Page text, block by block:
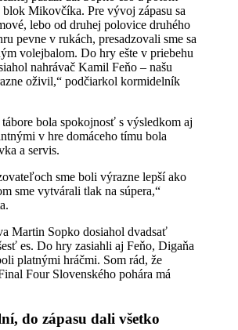
blok Mikovčíka. Pre vývoj zápasu sa
lebo od druhej polovice druhého
pevne v rukách, presadzovali sme sa
volejbalom. Do hry ešte v priebehu
nahrávač Kamil Feňo – našu
oživil,“ podčiarkol kormidelník
bola spokojnosť s výsledkom aj
v hre domáceho tímu bola
a servis.
sme boli výrazne lepší ako
sme vytvárali tlak na súpera,“
Martin Sopko dosiahol dvadsať
es. Do hry zasiahli aj Feňo, Digaňa
platnými hráčmi. Som rád, že
Four Slovenského pohára má
do zápasu dali všetko